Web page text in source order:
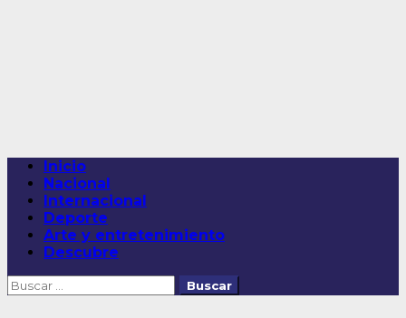
Menú
principal
Inicio
Nacional
Internacional
Deporte
Arte y entretenimiento
Descubre
Buscar: